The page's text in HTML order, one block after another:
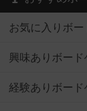
お気に入りボ
興味ありボー
経験ありボー